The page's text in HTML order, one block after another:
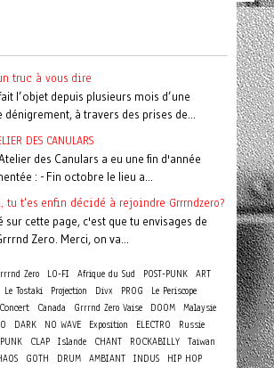
truc à vous dire
l’objet depuis plusieurs mois d’une
dénigrement, à travers des prises de...
DES CANULARS
des Canulars a eu une fin d'année
: - Fin octobre le lieu a...
tu t'es enfin décidé à rejoindre Grrrndzero?
sur cette page, c'est que tu envisages de
Zero. Merci, on va...
Zero LO-FI Afrique du Sud POST-PUNK
ART
Le Tostaki Projection Divx PROG
Le Periscope
Concert Canada Grrrnd Zero Vaise DOOM
Malaysie
DARK NO WAVE Exposition ELECTRO
Russie
PUNK CLAP Islande CHANT ROCKABILLY
Taiwan
GOTH DRUM AMBIANT INDUS
HIP HOP